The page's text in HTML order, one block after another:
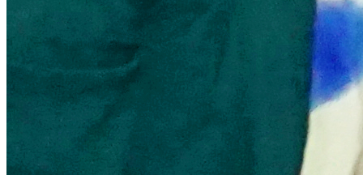
et Innovation
Éducation